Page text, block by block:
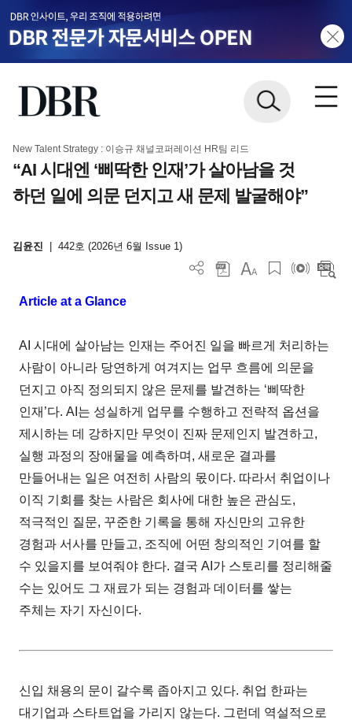
New Talent Strategy : 이승규 채널코퍼레이션 HR팀 리드
“AI 시대엔 ‘삐딱한 인재’가 살아남을 것
하던 일에 의문 던지고 새 문제 발굴해야”
김윤진 442호 (2026년 6월 Issue 1)
Article at a Glance
AI 시대에 살아남는 인재는 주어진 일을 빠르게 처리하는
사람이 아니라 당연하게 여겨지는 업무 흐름에 의문을
던지고 아직 정의되지 않은 문제를 발견하는 ‘삐딱한
인재’다. AI는 성실하게 업무를 수행하고 전략적 옵션을
제시하는 데 강하지만 무엇이 진짜 문제인지 발견하고,
실행 과정의 장애물을 예측하며, 새로운 결과를
만들어내는 일은 여전히 사람의 몫이다. 따라서 취업이나
이직 기회를 찾는 사람은 회사에 대한 높은 관심도,
적극적인 질문, 꾸준한 기록을 통해 자신만의 고유한
경험과 서사를 만들고, 조직에 어떤 창의적인 기여를 할
수 있을지를 보여줘야 한다. 결국 AI가 스토리를 정리해줄
수는 있어도 그 재료가 되는 경험과 데이터를 쌓는
주체는 자기 자신이다.
신입 채용의 문이 갈수록 좁아지고 있다. 취업 한파는
대기업과 스타트업을 가리지 않는다. 그런데 역설적으로